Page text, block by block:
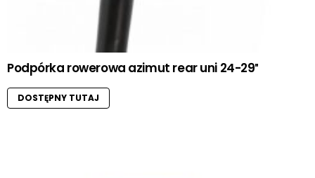
Podpórka rowerowa azimut rear uni 24-29″
DOSTĘPNY TUTAJ